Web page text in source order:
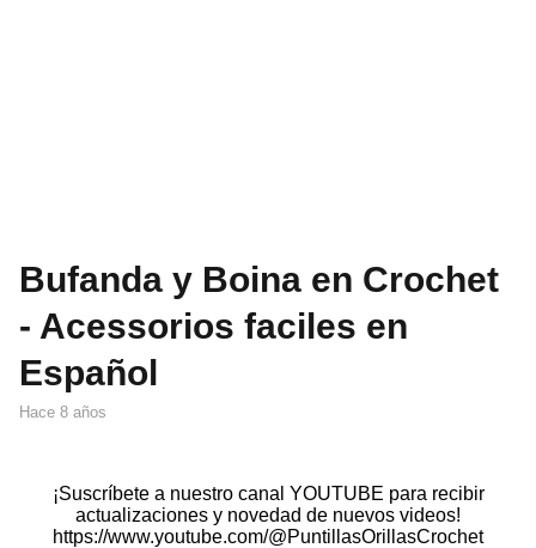
Bufanda y Boina en Crochet
- Acessorios faciles en
Español
hace 8 años
¡Suscríbete a nuestro canal YOUTUBE para recibir
actualizaciones y novedad de nuevos videos!
https://www.youtube.com/@PuntillasOrillasCrochet